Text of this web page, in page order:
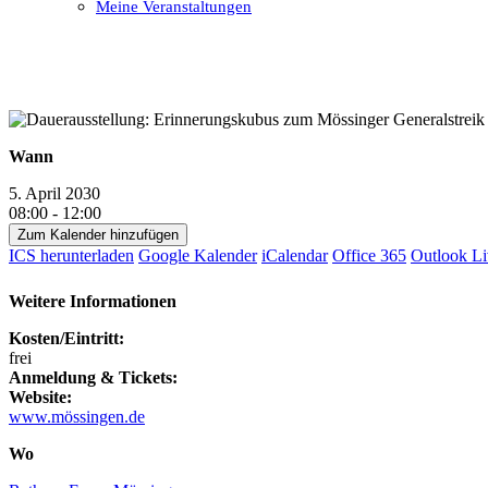
Meine Veranstaltungen
Wann
5. April 2030
08:00 - 12:00
Zum Kalender hinzufügen
ICS herunterladen Google Kalender iCalendar Office 365 Outlook
Weitere Informationen
Kosten/Eintritt:
frei
Anmeldung & Tickets:
Website:
www.mössingen.de
Wo